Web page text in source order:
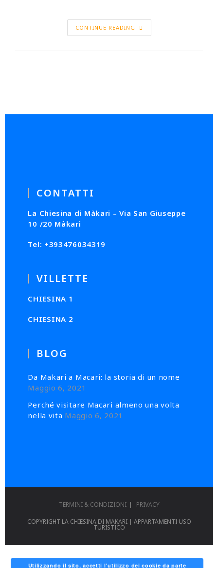
CONTINUE READING
CONTATTI
La Chiesina di Màkari – Via San Giuseppe
10 /20 Màkari
Tel: +393476034319
VILLETTE
CHIESINA 1
CHIESINA 2
BLOG
Da Makari a Macari: la storia di un nome
Maggio 6, 2021
Perché visitare Macari almeno una volta
nella vita Maggio 6, 2021
TERMINI & CONDIZIONI PRIVACY
COPYRIGHT LA CHIESINA DI MAKARI | APPARTAMENTI USO
TURISTICO
Utilizzando il sito, accetti l'utilizzo dei cookie da parte